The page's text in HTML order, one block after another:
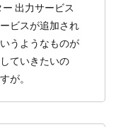
出力サービス
ビスが追加され
うようなものが
ていきたいの
が。